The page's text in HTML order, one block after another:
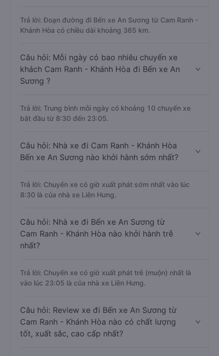
Trả lời: Đoạn đường đi Bến xe An Sương từ Cam Ranh -
Khánh Hòa có chiều dài khoảng 365 km.
Câu hỏi: Mỗi ngày có bao nhiêu chuyến xe
khách Cam Ranh - Khánh Hòa đi Bến xe An
Sương ?
Trả lời: Trung bình mỗi ngày có khoảng 10 chuyến xe
bắt đầu từ 8:30 đến 23:05.
Câu hỏi: Nhà xe đi Cam Ranh - Khánh Hòa
Bến xe An Sương nào khởi hành sớm nhất?
Trả lời: Chuyến xe có giờ xuất phát sớm nhất vào lúc
8:30 là của nhà xe Liên Hưng.
Câu hỏi: Nhà xe đi Bến xe An Sương từ
Cam Ranh - Khánh Hòa nào khởi hành trễ
nhất?
Trả lời: Chuyến xe có giờ xuất phát trễ (muộn) nhất là
vào lúc 23:05 là của nhà xe Liên Hưng.
Câu hỏi: Review xe đi Bến xe An Sương từ
Cam Ranh - Khánh Hòa nào có chất lượng
tốt, xuất sắc, cao cấp nhất?